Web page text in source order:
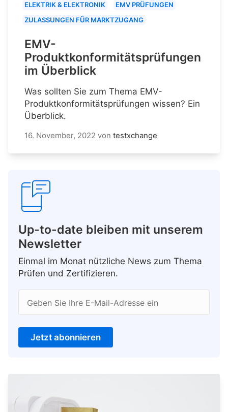
ELEKTRIK & ELEKTRONIK
EMV PRÜFUNGEN
ZULASSUNGEN FÜR MARKTZUGANG
EMV-
Produktkonformitätsprüfungen
im Überblick
Was sollten Sie zum Thema EMV-
Produktkonformitätsprüfungen wissen? Ein
Überblick.
16. November, 2022 von testxchange
Up-to-date bleiben mit unserem
Newsletter
Einmal im Monat nützliche News zum Thema
Prüfen und Zertifizieren.
Geben Sie Ihre E-Mail-Adresse ein
Jetzt abonnieren